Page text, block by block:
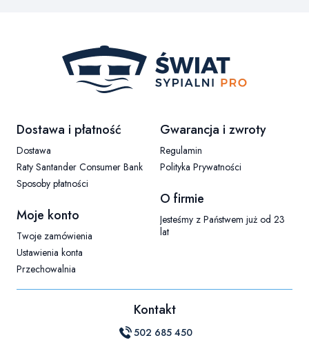
Linki w stopce
Dostawa i płatność
Dostawa
Raty Santander Consumer Bank
Sposoby płatności
Moje konto
Twoje zamówienia
Ustawienia konta
Przechowalnia
Gwarancja i zwroty
Regulamin
Polityka Prywatności
O firmie
Jesteśmy z Państwem już od 23
lat
Kontakt
502 685 450